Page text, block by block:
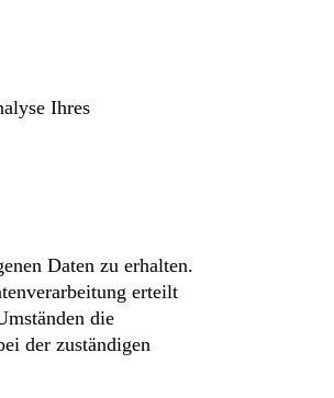
Ihres
Daten zu erhalten.
erteilt
die
der zuständigen